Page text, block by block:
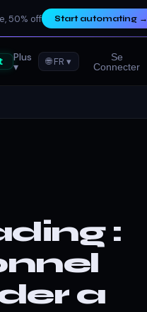
50% off Start automating→
Plus
▾ 🌐 FR ▾
Se
Connecter
:
a